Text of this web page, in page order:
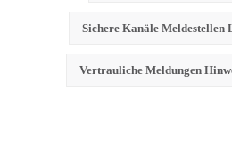
Sichere Kanäle Meldestellen
Vertrauliche Meldungen